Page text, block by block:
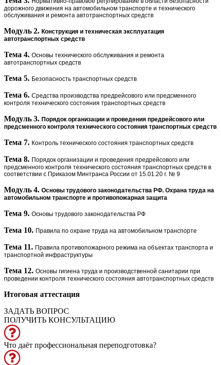
дорожного движения на автомобильном транспорте и технического
обслуживания и ремонта автотранспортных средств
Модуль 2. Конструкция и техническая эксплуатация
автотранспортных средств
Тема 4. Основы технического обслуживания и ремонта
автотранспортных средств
Тема 5. Безопасность транспортных средств
Тема 6. Средства производства предрейсового или предсменного
контроля технического состояния транспортных средств
Модуль 3. Порядок организации и проведения предрейсового или
предсменного контроля технического состояния транспортных средств
Тема 7. Контроль технического состояния транспортных средств
Тема 8. Порядок организации и проведения предрейсового или
предсменного контроля технического состояния транспортных средств в
соответствии с Приказом Минтранса России от 15.01.20 г. № 9
Модуль 4. Основы трудового законодательства РФ. Охрана труда на
автомобильном транспорте и противопожарная защита
Тема 9. Основы трудового законодательства РФ
Тема 10. Правила по охране труда на автомобильном транспорте
Тема 11. Правила противопожарного режима на объектах транспорта и
транспортной инфраструктуры
Тема 12. Основы гигиена труда и производственной санитарии при
проведении контроля технического состояния автотранспортных средств
Итоговая аттестация
ЗАДАТЬ ВОПРОС
ПОЛУЧИТЬ КОНСУЛЬТАЦИЮ
Что даёт профессиональная переподготовка?